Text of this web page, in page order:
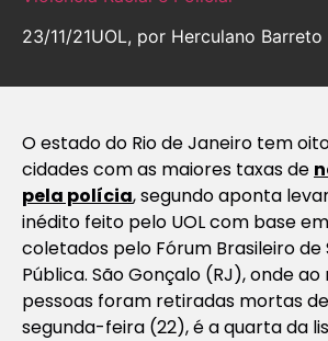
23/11/21UOL, por Herculano Barreto
O estado do Rio de Janeiro tem
cidades com as maiores taxas de
pela polícia, segundo aponta
inédito feito pelo UOL com base
coletados pelo Fórum Brasileiro de
Pública. São Gonçalo (RJ), onde
pessoas foram retiradas mortas
segunda-feira (22), é a quarta da